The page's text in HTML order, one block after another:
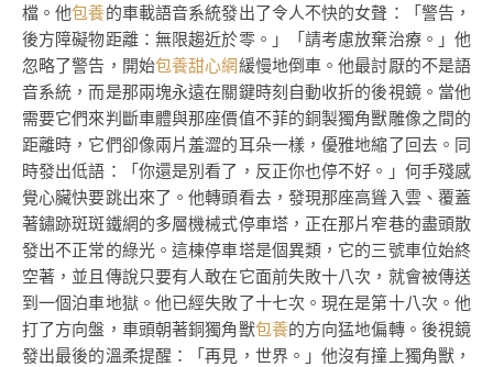
檔。他包養的車載語音系統發出了令人不快的女聲：「警告，
後方障礙物距離：無限趨近於零。」「請考慮放棄治療。」他
忽略了警告，開始包養甜心網緩慢地倒車。他最討厭的不是語
音系統，而是那兩塊永遠在關鍵時刻自動收折的後視鏡。當他
需要它們來判斷車體與那座價值不菲的銅製獨角獸雕像之間的
距離時，它們卻像兩片羞澀的耳朵一樣，優雅地縮了回去。同
時發出低語：「你還是別看了，反正你也停不好。」何手殘感
覺心臟快要跳出來了。他轉頭看去，發現那座高聳入雲、覆蓋
著鏽跡斑斑鐵網的多層機械式停車塔，正在那片窄巷的盡頭散
發出不正常的綠光。這棟停車塔是個異類，它的三號車位始終
空著，並且傳說只要有人敢在它面前失敗十八次，就會被傳送
到一個泊車地獄。他已經失敗了十七次。現在是第十八次。他
打了方向盤，車頭朝著銅獨角獸包養的方向猛地偏轉。後視鏡
發出最後的溫柔提醒：「再見，世界。」他沒有撞上獨角獸，